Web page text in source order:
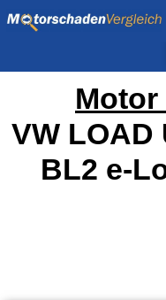
VW LOAD
BL2 e-